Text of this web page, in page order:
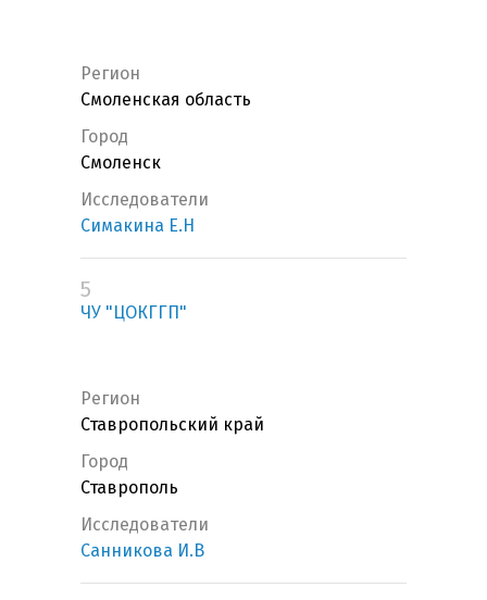
Регион
Смоленская область
Город
Смоленск
Исследователи
Симакина Е.Н
5
ЧУ "ЦОКГГП"
Регион
Ставропольский край
Город
Ставрополь
Исследователи
Санникова И.В